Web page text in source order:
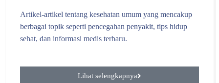
Artikel-artikel tentang kesehatan umum yang mencakup
berbagai topik seperti pencegahan penyakit, tips hidup
sehat, dan informasi medis terbaru.
Lihat selengkapnya